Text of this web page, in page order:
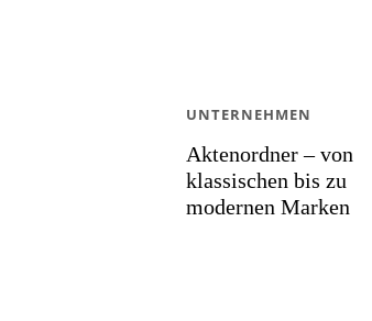
Aktenordner – von
klassischen bis zu
modernen Marken
UNTERNEHMEN